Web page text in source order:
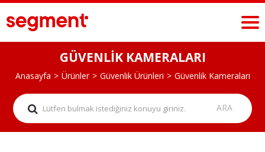
GÜVENLİK KAMERALARI
Anasayfa Ürünler Güvenlik Ürünleri Güvenlik Kameraları